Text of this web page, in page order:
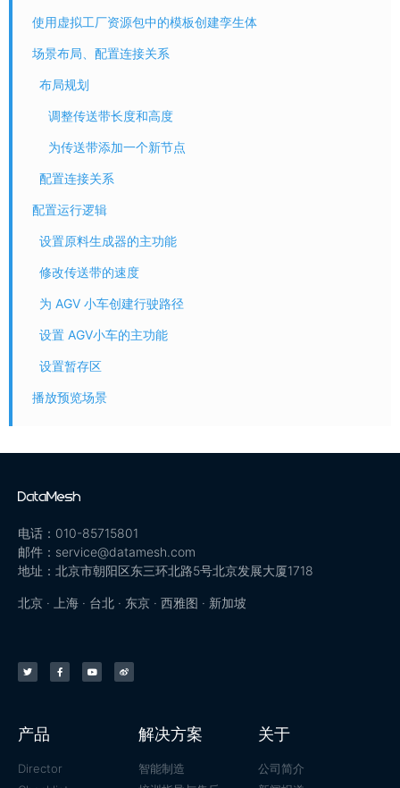
使用虚拟工厂资源包中的模板创建孪生体
场景布局、配置连接关系
布局规划
调整传送带长度和高度
为传送带添加一个新节点
配置连接关系
配置运行逻辑
设置原料生成器的主功能
修改传送带的速度
为 AGV 小车创建行驶路径
设置 AGV小车的主功能
设置暂存区
播放预览场景
电话：010-85715801
邮件：service@datamesh.com
地址：北京市朝阳区东三环北路5号北京发展大厦1718
北京 · 上海 · 台北 · 东京 · 西雅图 · 新加坡
产品
Director
解决方案
智能制造
关于
公司简介